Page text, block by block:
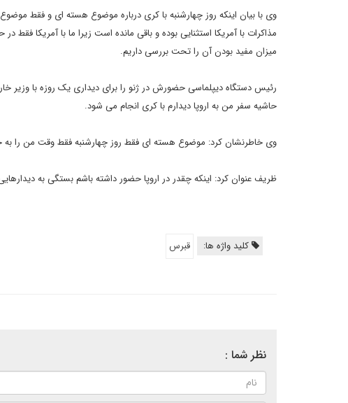
وی با بیان اینکه روز چهارشنبه با کری درباره موضوع هسته ای و فقط
مذاکرات با آمریکا استثنایی بوده و باقی مانده است زیرا ما با آمریکا فقط
میزان مفید بودن آن را تحت بررسی داریم.
رئیس دستگاه دیپلماسی حضورش در ژنو را برای دیداری یک روزه با وزیر
حاشیه سفر من به اروپا دیدارم با کری انجام می شود.
وی خاطرنشان کرد: موضوع هسته ای فقط روز چهارشنبه فقط وقت من را
ظریف عنوان کرد: اینکه چقدر در اروپا حضور داشته باشم بستگی به
کلید واژه ها: قبرس
نظر شما :